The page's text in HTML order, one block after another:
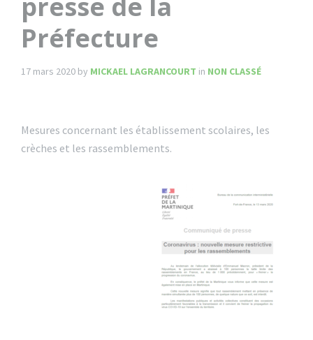
Préfecture
17 mars 2020 by MICKAEL LAGRANCOURT in NON CLASSÉ
Mesures concernant les établissement scolaires, les
crèches et les rassemblements.